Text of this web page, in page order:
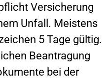
Versicherung
Unfall. Meistens
5 Tage gültig.
Beantragung
bei der